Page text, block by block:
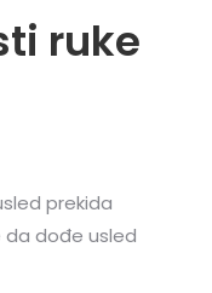
ruke
prekida
da dođe usled